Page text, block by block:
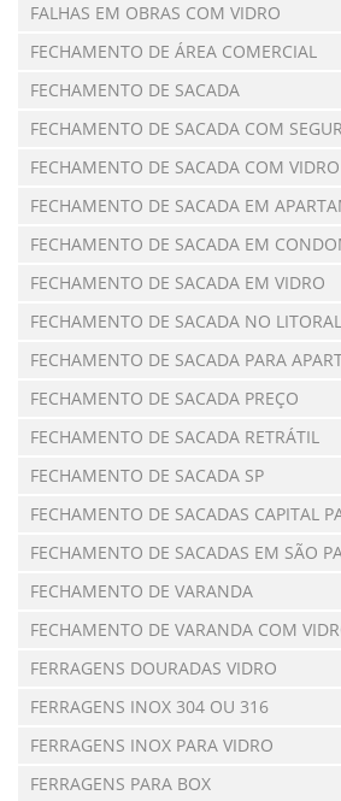
FALHAS EM OBRAS COM VIDRO
FECHAMENTO DE ÁREA COMERCIAL
FECHAMENTO DE SACADA
FECHAMENTO DE SACADA COM
FECHAMENTO DE SACADA COM VIDRO
FECHAMENTO DE SACADA EM
FECHAMENTO DE SACADA EM
FECHAMENTO DE SACADA EM VIDRO
FECHAMENTO DE SACADA NO LITORAL
FECHAMENTO DE SACADA PARA
FECHAMENTO DE SACADA PREÇO
FECHAMENTO DE SACADA RETRÁTIL
FECHAMENTO DE SACADA SP
FECHAMENTO DE SACADAS CAPITAL
FECHAMENTO DE SACADAS EM SÃO
FECHAMENTO DE VARANDA
FECHAMENTO DE VARANDA COM
FERRAGENS DOURADAS VIDRO
FERRAGENS INOX 304 OU 316
FERRAGENS INOX PARA VIDRO
FERRAGENS PARA BOX